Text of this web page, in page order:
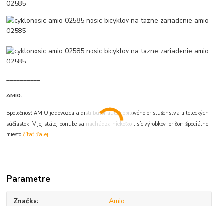
__________
AMIO:
Spoločnosť AMIO je dovozca a distribútor automobilového príslušenstva a leteckých
súčiastok. V jej stálej ponuke sa nachádza niekoľko tisíc výrobkov, pričom špeciálne
miestočítať ďalej...
Parametre
Značka Amio